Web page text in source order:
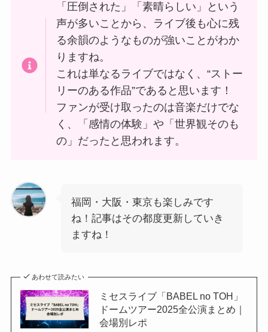
「圧倒された」「素晴らしい」という
声が多いことから、ライブ後も心に残
る余韻のようなものが強いことがわか
りますね。
これは単なるライブではなく、“ストー
リーのある作品”であると思います！
ファンが受け取ったのは音楽だけでな
く、「感情の体験」や「世界観そのも
の」だったと思われます。
福岡・大阪・東京も楽しみです
ね！記事はその都度更新していき
ますね！
あわせて読みたい
ミセスライブ「BABEL no TOH」
ドームツアー2025全公演まとめ｜
会場別レポ